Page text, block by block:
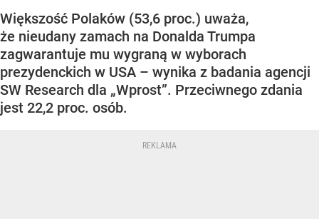
Większość Polaków (53,6 proc.) uważa,
że nieudany zamach na Donalda Trumpa
zagwarantuje mu wygraną w wyborach
prezydenckich w USA – wynika z badania agencji
SW Research dla „Wprost”. Przeciwnego zdania
jest 22,2 proc. osób.